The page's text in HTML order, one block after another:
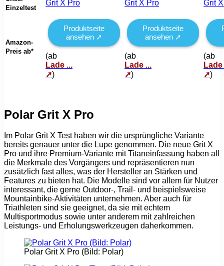
Einzeltest
Grit X Pro Grit X Pro Grit
Amazon-
Preis ab*
Produktseite
ansehen ➚
(ab
Lade ...
➚)
Produktseite
ansehen ➚
(ab
Lade ...
➚)
(ab
Lade
➚)
Polar Grit X Pro
Im Polar Grit X Test haben wir die ursprüngliche Variante
bereits genauer unter die Lupe genommen. Die neue Grit X
Pro und ihre Premium-Variante mit Titaneinfassung haben all
die Merkmale des Vorgängers und repräsentieren nun
zusätzlich fast alles, was der Hersteller an Stärken und
Features zu bieten hat. Die Modelle sind vor allem für Nutzer
interessant, die gerne Outdoor-, Trail- und beispielsweise
Mountainbike-Aktivitäten unternehmen. Aber auch für
Triathleten sind sie geeignet, da sie mit echtem
Multisportmodus sowie unter anderem mit zahlreichen
Leistungs- und Erholungswerkzeugen daherkommen.
Polar Grit X Pro (Bild: Polar)